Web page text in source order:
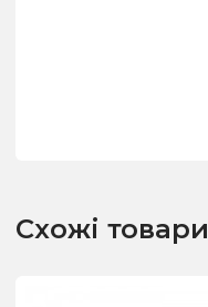
Схожі товари